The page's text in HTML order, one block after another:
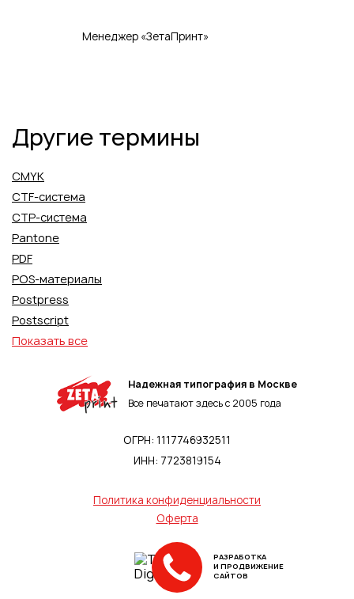
Менеджер «ЗетаПринт»
Другие термины
CMYK
CTF-система
CTP-система
Pantone
PDF
POS-материалы
Postpress
Postscript
Показать все
Надежная типография в Москве
Все печатают здесь с 2005 года
ОГРН: 1117746932511
ИНН: 7723819154
Политика конфиденциальности
Оферта
РАЗРАБОТКА
И ПРОДВИЖЕНИЕ
САЙТОВ